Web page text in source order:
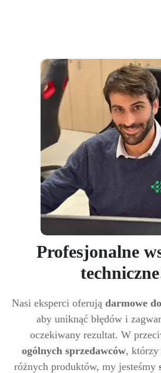
Profesjonalne
Nasi eksperci oferują darmowe
aby uniknąć błędów i
oczekiwany rezultat. W
ogólnych sprzedawców, którzy
różnych produktów, my jesteśmy